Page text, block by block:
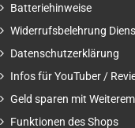
Batteriehinweise
Widerrufsbelehrung
Datenschutzerklärung
Infos für YouTuber /
Geld sparen mit
Funktionen des Shops